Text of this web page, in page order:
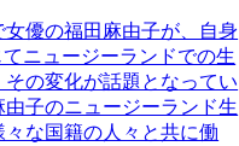
女優の福田麻由子が、自身
ニュージーランドでの生
の変化が話題となってい
由子のニュージーランド生
な国籍の人々と共に働